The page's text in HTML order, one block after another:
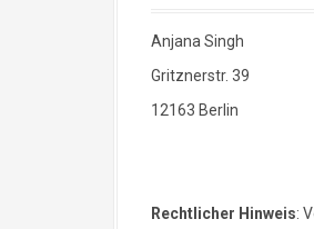
Anjana Singh
Gritznerstr. 39
12163 Berlin
Rechtlicher Hinweis: